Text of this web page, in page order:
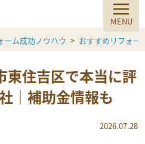
ーム成功ノウハウ おすすめリフォー
東住吉区で本当に評
｜補助金情報も
2026.07.28